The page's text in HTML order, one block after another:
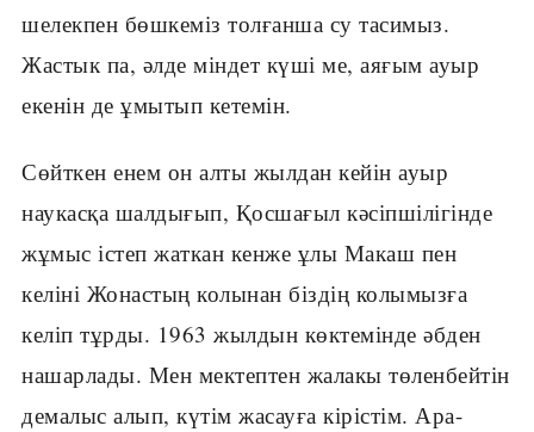
шелекпен бөшкеміз толғанша су тасимыз.
Жастык па, әлде міндет күші ме, аяғым ауыр
екенін де ұмытып кетемін.
Сөйткен енем он алты жылдан кейін ауыр
наукасқа шалдығып, Қосшағыл кәсіпшілігінде
жұмыс істеп жаткан кенже ұлы Макаш пен
келіні Жонастың колынан біздің колымызға
келіп тұрды. 1963 жылдын көктемінде әбден
нашарлады. Мен мектептен жалакы төленбейтін
демалыс алып, күтім жасауға кірістім. Ара-